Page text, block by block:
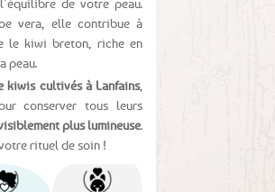
de votre peau.
vera, elle contribue à
le kiwi breton, riche en
peau.
kiwis cultivés à Lanfains,
conserver tous leurs
plus lumineuse.
rituel de soin !